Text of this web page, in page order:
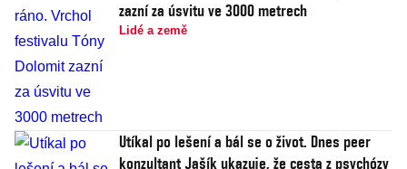
zazní za úsvitu ve 3000 metrech
Lidé a země
Utíkal po lešení a bál se o život. Dnes peer
konzultant Jašík ukazuje, že cesta z psychózy